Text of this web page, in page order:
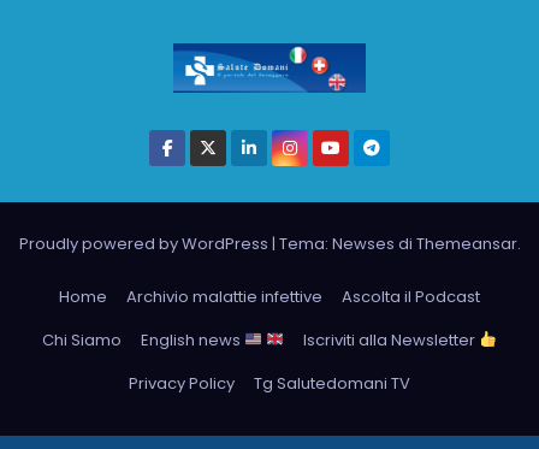
Proudly powered by WordPress | Tema: Newses di Themeansar.
Home Archivio malattie infettive
Ascolta il Podcast
Chi Siamo
English news
Iscriviti alla Newsletter
Privacy Policy
Tg Salutedomani TV